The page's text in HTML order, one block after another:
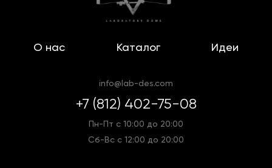
О нас Каталог Идеи
info@lab-des.com
+7 (812) 402-75-08
Пн-Пт с 10:00 до 20:00
Сб-Вс с 12:00 до 20:00